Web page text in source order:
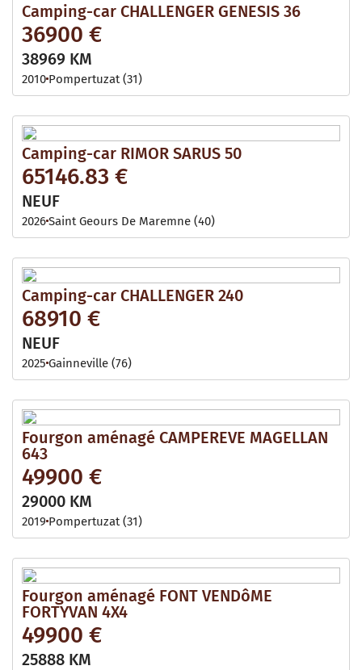
Camping-car CHALLENGER GENESIS 36
36900 €
38969 KM
2010 Pompertuzat (31)
Camping-car RIMOR SARUS 50
65146.83 €
NEUF
2026Saint Geours De Maremne (40)
Camping-car CHALLENGER 240
68910 €
NEUF
2025 Gainneville (76)
Fourgon aménagé CAMPEREVE MAGELLAN
643
49900 €
29000 KM
2019 Pompertuzat (31)
Fourgon aménagé FONT VENDôME
FORTYVAN 4X4
49900 €
25888 KM